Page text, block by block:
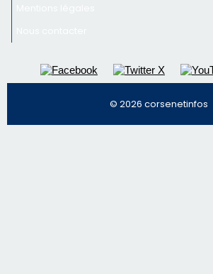
© 2026 corsenetinfos